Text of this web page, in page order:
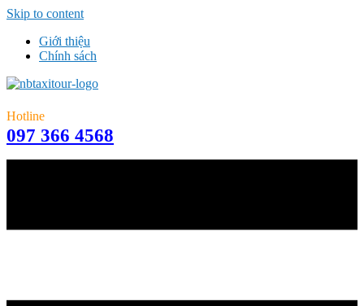
Skip to content
Giới thiệu
Chính sách
Hotline
097 366 4568